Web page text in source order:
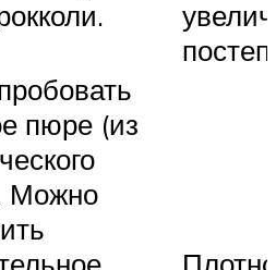
пюре (из
Можно